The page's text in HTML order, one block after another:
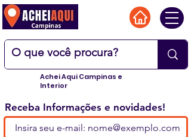
Achei Aqui Campinas e
Interior
Receba Informações e novidades!